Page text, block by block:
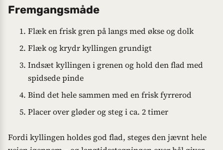
Fremgangsmåde
Flæk en frisk gren på langs med økse og dolk
Flæk og krydr kyllingen grundigt
Indsæt kyllingen i grenen og hold den flad med
spidsede pinde
Bind det hele sammen med en frisk fyrrerod
Placer over gløder og steg i ca. 2 timer
Fordi kyllingen holdes god flad, steges den jævnt hele